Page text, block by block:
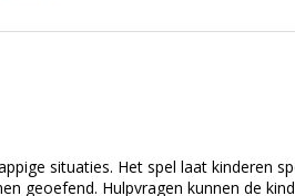
situaties. Het spel laat kinderen
geoefend. Hulpvragen kunnen de